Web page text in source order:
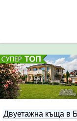
Двуетажна къща в